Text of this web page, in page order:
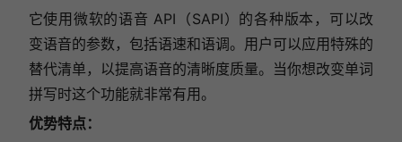
它使用微软的语音 API（SAPI）的各种版本，可以改
变语音的参数，包括语速和语调。用户可以应用特殊的
替代清单，以提高语音的清晰度质量。当你想改变单词
拼写时这个功能就非常有用。
优势特点：